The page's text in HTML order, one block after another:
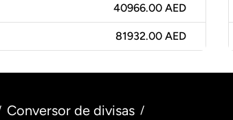
40966.00 AED
81932.00 AED
Conversor de divisas /